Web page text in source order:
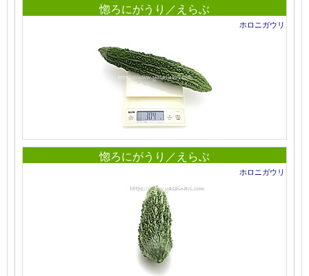
惚ろにがうり／えらぶ
ホロニガウリ
惚ろにがうり／えらぶ
ホロニガウリ